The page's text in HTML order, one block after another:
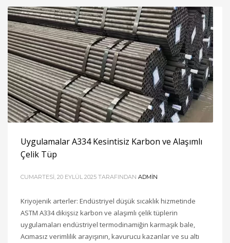
Uygulamalar A334 Kesintisiz Karbon ve Alaşımlı
Çelik Tüp
CUMARTESI, 20 EYLÜL 2025 TARAFINDAN ADMIN
Kriyojenik arterler: Endüstriyel düşük sıcaklık hizmetinde
ASTM A334 dikişsiz karbon ve alaşımlı çelik tüplerin
uygulamaları endüstriyel termodinamiğin karmaşık bale,
Acımasız verimlilik arayışının, kavurucu kazanlar ve su altı